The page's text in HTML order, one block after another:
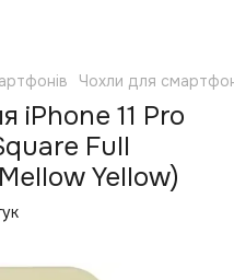
Чохли для
iPhone 11 Pro
Full
Yellow)